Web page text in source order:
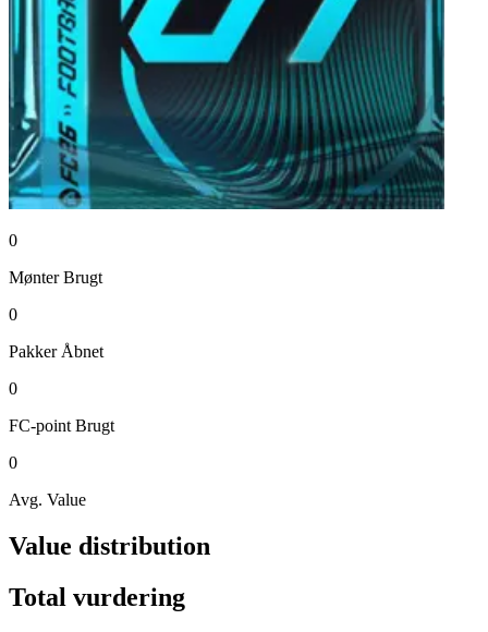
0
Mønter Brugt
0
Pakker Åbnet
0
FC-point Brugt
0
Avg. Value
Value distribution
Total vurdering